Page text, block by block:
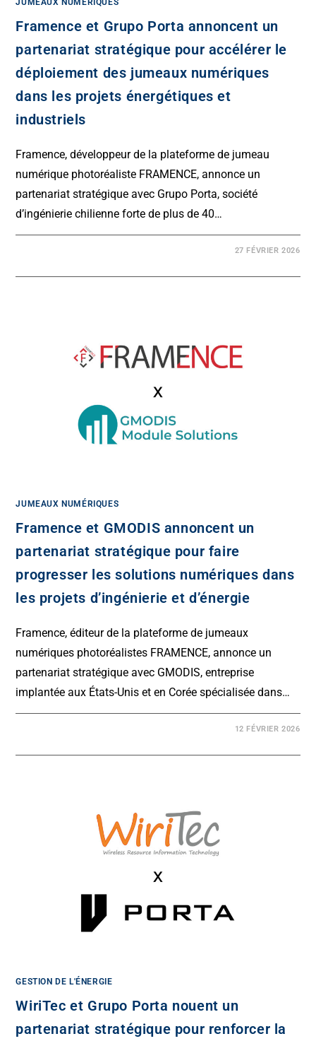
Framence et Grupo Porta annoncent un
partenariat stratégique pour accélérer le
déploiement des jumeaux numériques
dans les projets énergétiques et
industriels
Framence, développeur de la plateforme de jumeau
numérique photoréaliste FRAMENCE, annonce un
partenariat stratégique avec Grupo Porta, société
d’ingénierie chilienne forte de plus de 40…
27 FÉVRIER 2026
JUMEAUX NUMÉRIQUES
Framence et GMODIS annoncent un
partenariat stratégique pour faire
progresser les solutions numériques dans
les projets d’ingénierie et d’énergie
Framence, éditeur de la plateforme de jumeaux
numériques photoréalistes FRAMENCE, annonce un
partenariat stratégique avec GMODIS, entreprise
implantée aux États-Unis et en Corée spécialisée dans…
12 FÉVRIER 2026
GESTION DE L'ÉNERGIE
WiriTec et Grupo Porta nouent un
partenariat stratégique pour renforcer la